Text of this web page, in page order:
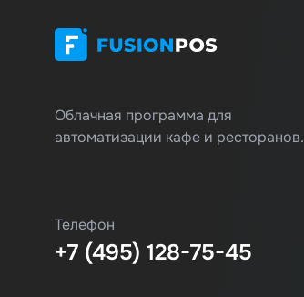
Облачная программа для
автоматизации кафе и ресторанов.
Телефон
+7 (495) 128-75-45